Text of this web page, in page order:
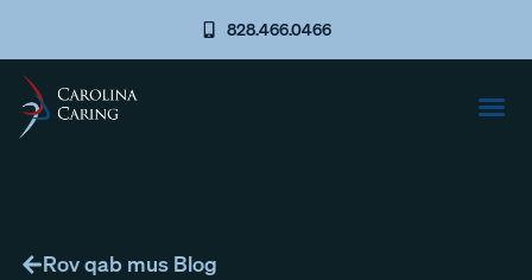
828.466.0466
Rov qab mus Blog